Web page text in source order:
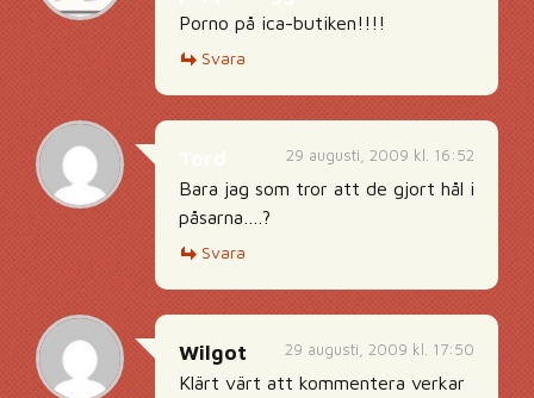
Porno på ica-butiken!!!!
Svara
29 augusti, 2009 kl. 16:52
Bara jag som tror att de gjort hål i
påsarna….?
Svara
29 augusti, 2009 kl. 17:50
Wilgot
Klärt värt att kommentera verkar